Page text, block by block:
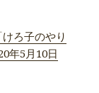
ろ子のやり
年5月10日